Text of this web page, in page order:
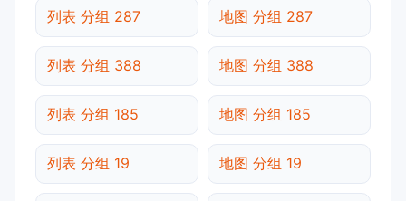
列表 分组 287 地图 分组 287
列表 分组 388 地图 分组 388
列表 分组 185 地图 分组 185
列表 分组 19 地图 分组 19